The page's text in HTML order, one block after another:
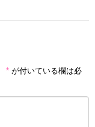
* が付いている欄は必